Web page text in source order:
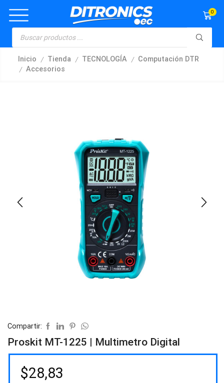
0
Inicio / Tienda / TECNOLOGÍA / Computación DTR
/ Accesorios
Compartir:
Proskit MT-1225 | Multimetro Digital
$28,83